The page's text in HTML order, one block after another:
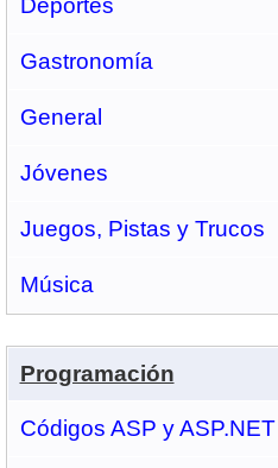
Deportes
Gastronomí­a
General
Jóvenes
Juegos, Pistas y Trucos
Música
Programación
Códigos ASP y ASP.NET